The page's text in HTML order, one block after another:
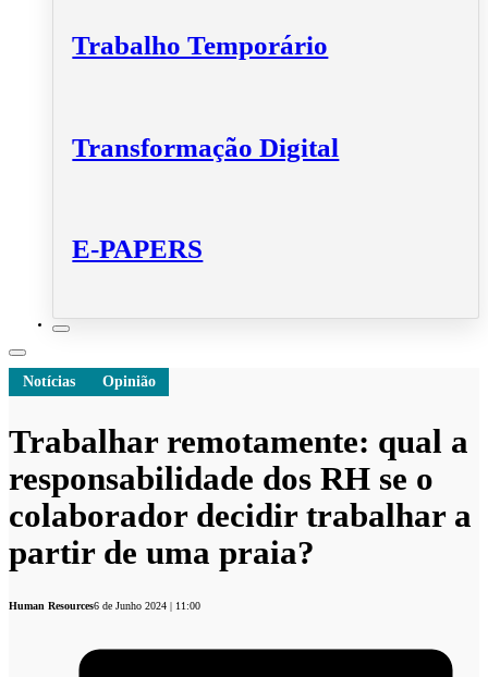
Trabalho Temporário
Transformação Digital
E-PAPERS
Notícias Opinião
Trabalhar remotamente: qual a
responsabilidade dos RH se o
colaborador decidir trabalhar a
partir de uma praia?
Human Resources6 de Junho 2024 | 11:00